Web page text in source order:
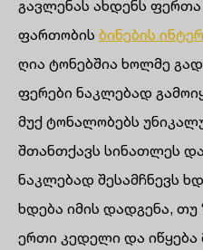
გავლენას ახდენს ფერთა
ფართობის ბინების
ღია ტონებშია ხოლმე
ფერები ნაკლებად
მუქ ტონალობებს
შთანთქავს სინათლეს
ნაკლებად შესამჩნევს
ხდება იმის დადგენა,
ერთი კედელი და იწყება